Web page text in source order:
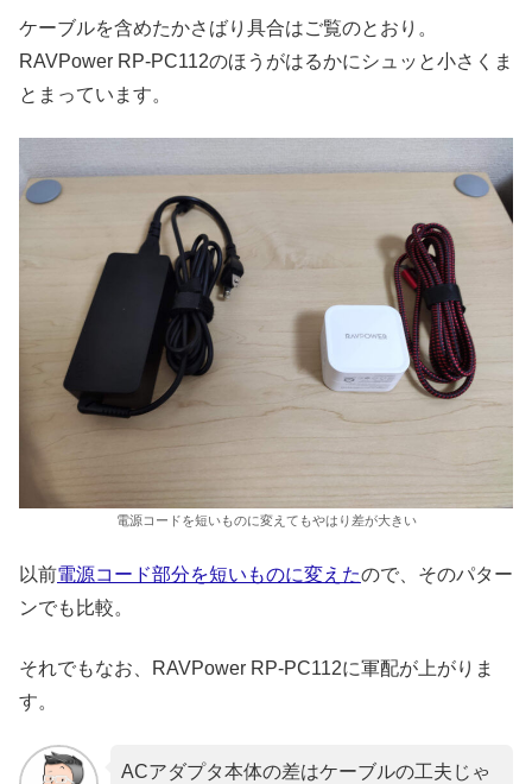
ケーブルを含めたかさばり具合はご覧のとおり。
RAVPower RP-PC112のほうがはるかにシュッと小さくま
とまっています。
電源コードを短いものに変えてもやはり差が大きい
以前電源コード部分を短いものに変えたので、そのパター
ンでも比較。
それでもなお、RAVPower RP-PC112に軍配が上がりま
す。
ACアダプタ本体の差はケーブルの工夫じゃ